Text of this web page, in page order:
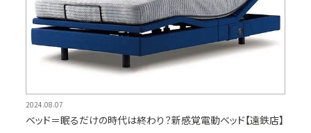
2024.08.07
ベッド＝眠るだけの時代は終わり？新感覚電動ベッド【遠鉄店】